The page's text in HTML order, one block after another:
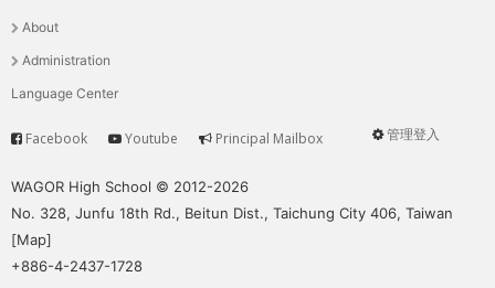
選
單
About
Administration
Language Center
User
管理登入
Service
Facebook Youtube Principal Mailbox
WAGOR High School © 2012-2026
No. 328, Junfu 18th Rd., Beitun Dist., Taichung City 406, Taiwan
[Map]
+886-4-2437-1728